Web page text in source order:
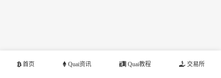
首页 Quai资讯 Quai教程 交易所